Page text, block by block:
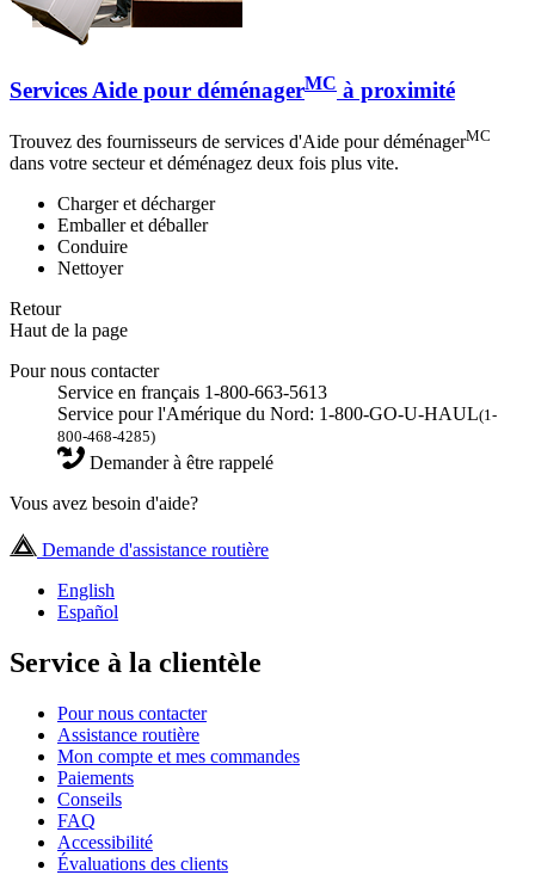
Services Aide pour déménagerMC à proximité
Trouvez des fournisseurs de services d'Aide pour déménagerMC
dans votre secteur et déménagez deux fois plus vite.
Charger et décharger
Emballer et déballer
Conduire
Nettoyer
Retour
Haut de la page
Pour nous contacter
Service en français 1-800-663-5613
Service pour l'Amérique du Nord: 1-800-GO-U-HAUL(1-
800-468-4285)
Demander à être rappelé
Vous avez besoin d'aide?
Demande d'assistance routière
English
Español
Service à la clientèle
Pour nous contacter
Assistance routière
Mon compte et mes commandes
Paiements
Conseils
FAQ
Accessibilité
Évaluations des clients